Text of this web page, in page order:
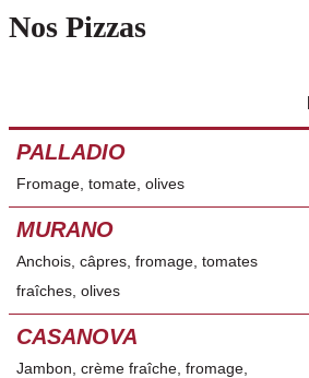
Nos Pizzas
PALLADIO
Fromage, tomate, olives
MURANO
Anchois, câpres, fromage, tomates
fraîches, olives
CASANOVA
Jambon, crème fraîche, fromage,